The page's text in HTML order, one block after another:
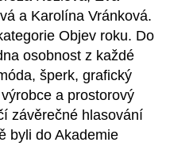
a Karolína Vránková.
Objev roku. Do
osobnost z každé
šperk, grafický
a prostorový
závěrečné hlasování
byli do Akademie